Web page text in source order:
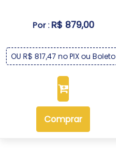
Por :R$ 879,00
OU R$ 817,47 no PIX ou Boleto
Comprar